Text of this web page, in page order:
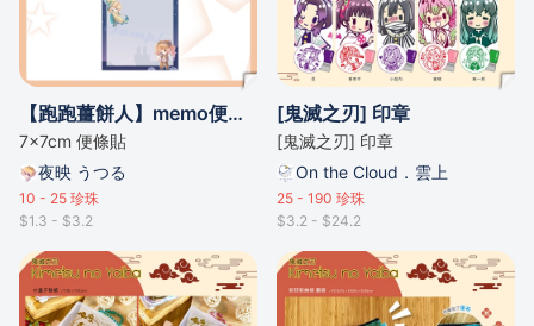
【跑跑薑餅人】memo便條紙
7x7cm 便條貼
夜映 うつる
10 - 25 珍珠
$1.3 - $3.2
[鬼滅之刃] 印章
[鬼滅之刃] 印章
On the Cloud．雲上
25 - 190 珍珠
$3.2 - $24.2